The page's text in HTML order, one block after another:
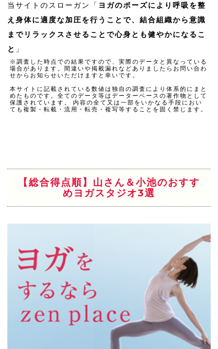
当サイトのスローガン「 ヨガのポーズにより呼吸を整
え身体に適度な加圧を行うことで、結合組織から意識
までリラックスさせることで心身とも健やかになるこ
と 」
※調査した時点での結果ですので、実際のデータと異なっている
場合があります。間違いや掲載漏れなどありましたらお問い合わ
せからお知らせいただけますと幸いです。
本サイトに記載されている数値は独自の調査により体系的にまと
めたものです。全てのデータ等はデーターベースの著作物として
保護されています。 内容の全て又は一部をいかなる手段におい
ても複製・転載・流用・転売・複写等することを固く禁じます。
【総合得点順】山さん＆小池のおすす
めヨガスタジオ3選